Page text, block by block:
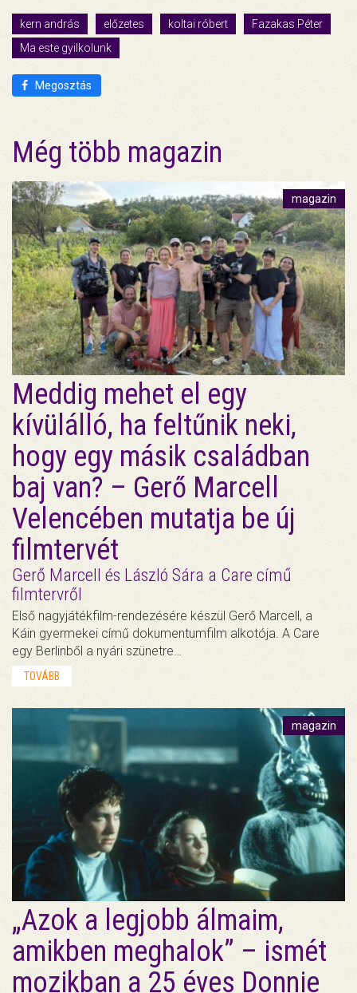
kern andrás előzetes koltai róbert
Fazakas Péter
Ma este gyilkolunk
Megosztás
Még több magazin
magazin
Meddig mehet el egy
kívülálló, ha feltűnik neki,
hogy egy másik családban
baj van? – Gerő Marcell
Velencében mutatja be új
filmtervét
Gerő Marcell és László Sára a Care című
filmtervről
Első nagyjátékfilm-rendezésére készül Gerő Marcell, a
Káin gyermekei című dokumentumfilm alkotója. A Care
egy Berlinből a nyári szünetre…
TOVÁBB
magazin
„Azok a legjobb álmaim,
amikben meghalok” – ismét
mozikban a 25 éves Donnie